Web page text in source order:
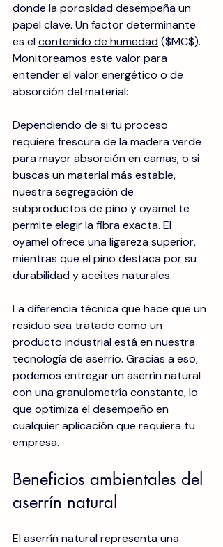
donde la porosidad desempeña un
papel clave. Un factor determinante
es el contenido de humedad ($MC$).
Monitoreamos este valor para
entender el valor energético o de
absorción del material:
Dependiendo de si tu proceso
requiere frescura de la madera verde
para mayor absorción en camas, o si
buscas un material más estable,
nuestra segregación de
subproductos de pino y oyamel te
permite elegir la fibra exacta. El
oyamel ofrece una ligereza superior,
mientras que el pino destaca por su
durabilidad y aceites naturales.
La diferencia técnica que hace que un
residuo sea tratado como un
producto industrial está en nuestra
tecnología de aserrío. Gracias a eso,
podemos entregar un aserrín natural
con una granulometría constante, lo
que optimiza el desempeño en
cualquier aplicación que requiera tu
empresa.
Beneficios ambientales del
aserrín natural
El aserrín natural representa una